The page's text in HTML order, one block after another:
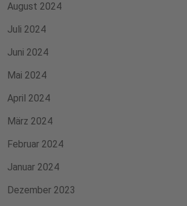
August 2024
Juli 2024
Juni 2024
Mai 2024
April 2024
März 2024
Februar 2024
Januar 2024
Dezember 2023